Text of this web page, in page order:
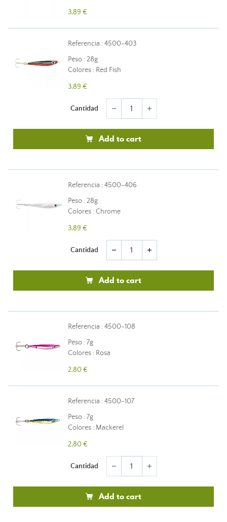
3,89 €
Referencia : 4500-403
Peso : 28g
Colores : Red Fish
3,89 €
Cantidad remove add
Add to cart
Referencia : 4500-406
Peso : 28g
Colores : Chrome
3,89 €
Cantidad remove add
Add to cart
Referencia : 4500-108
Peso : 7g
Colores : Rosa
2,80 €
Referencia : 4500-107
Peso : 7g
Colores : Mackerel
2,80 €
Cantidad remove add
Add to cart